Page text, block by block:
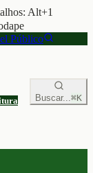
Alt+1
Público
Buscar...⌘K